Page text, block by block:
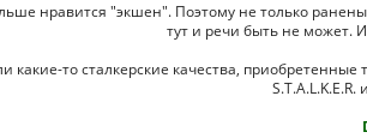
нравится "экшен". Поэтому не только
тут и речи быть не может.
какие-то сталкерские качества,